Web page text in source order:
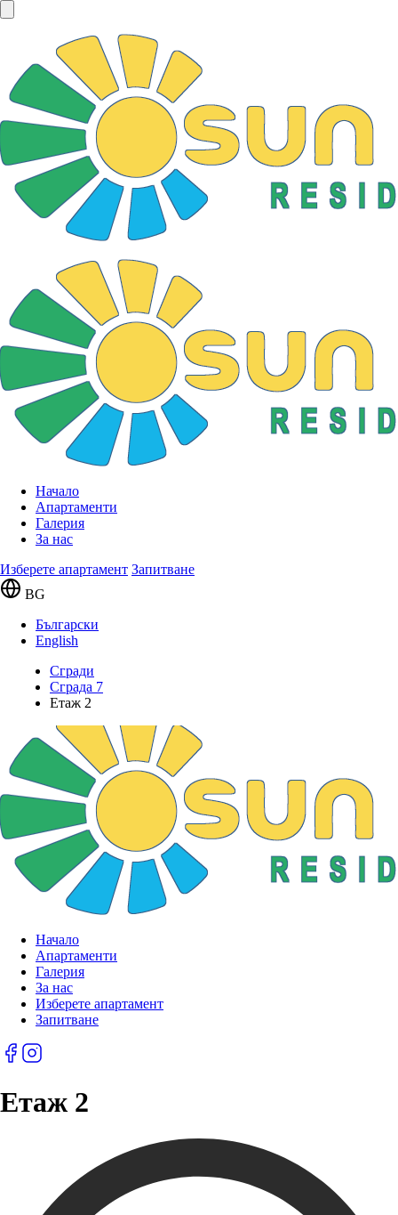
Начало
Апартаменти
Галерия
За нас
Изберете апартамент Запитване
BG
Български
English
Начало
Апартаменти
Галерия
За нас
Изберете апартамент
Запитване
Етаж 2
Сгради
Сграда 7
Етаж 2